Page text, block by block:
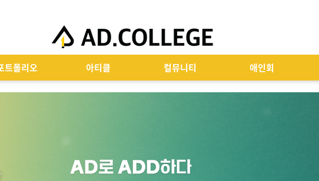
트폴리오 아티클 컬뮤니티 애인회